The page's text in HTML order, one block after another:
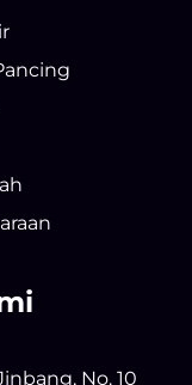
No. 10